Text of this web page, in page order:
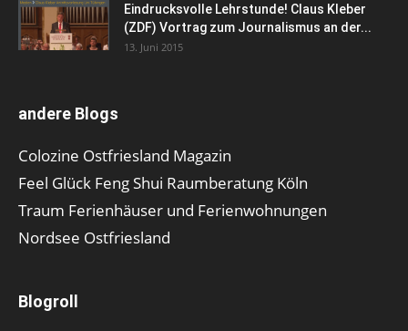
Eindrucksvolle Lehrstunde! Claus Kleber
(ZDF) Vortrag zum Journalismus an der...
13. Juni 2015
andere Blogs
Colozine Ostfriesland Magazin
Feel Glück Feng Shui Raumberatung Köln
Traum Ferienhäuser und Ferienwohnungen
Nordsee Ostfriesland
Blogroll